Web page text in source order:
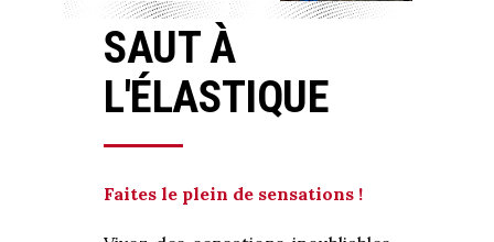
SAUTÀ
L'ÉLASTIQUE
Faites le plein de sensations !